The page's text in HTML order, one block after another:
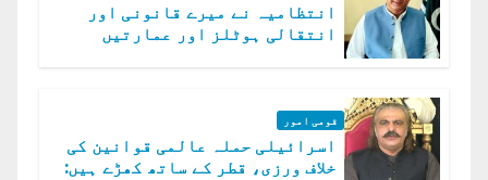
انتظامیہ نے میرے قانونی اور
انتقالی ہوٹلز اور عمارتیں
قومی امور
اسرائیلی حملہ عالمی قوانین کی
خلاف ورزی، قطر کے ساتھ کھڑے ہیں: